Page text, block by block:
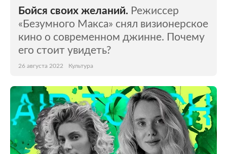
Бойся своих желаний. Режиссер
«Безумного Макса» снял визионерское
кино о современном джинне. Почему
его стоит увидеть?
26 августа 2022 Культура